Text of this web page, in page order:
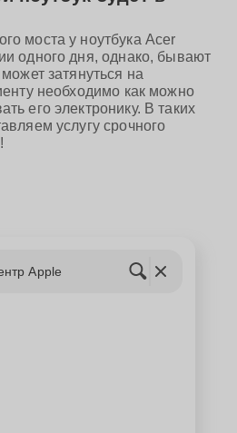
моста у ноутбука Acer
одного дня, однако, бывают
затянуться на
необходимо как можно
его электронику. В таких
услугу срочного
Apple